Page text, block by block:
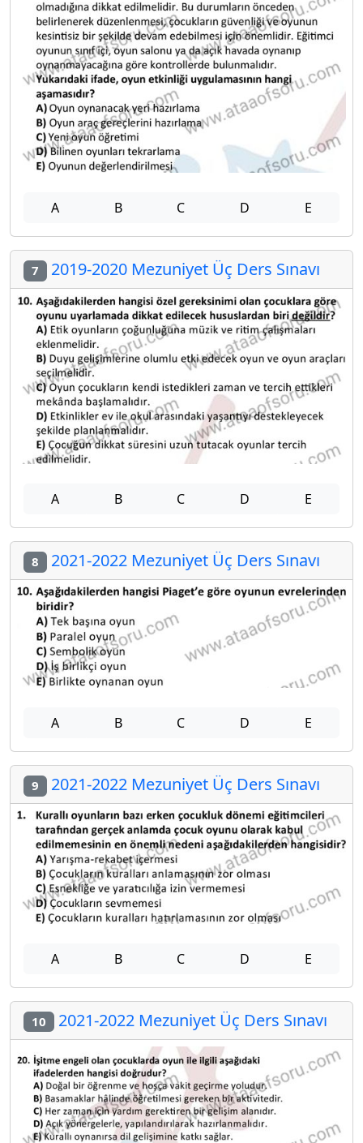
A B C D E
7 2019-2020 Mezuniyet Üç Ders Sınavı
A B C D E
8 2021-2022 Mezuniyet Üç Ders Sınavı
A B C D E
9 2021-2022 Mezuniyet Üç Ders Sınavı
A B C D E
10 2021-2022 Mezuniyet Üç Ders Sınavı